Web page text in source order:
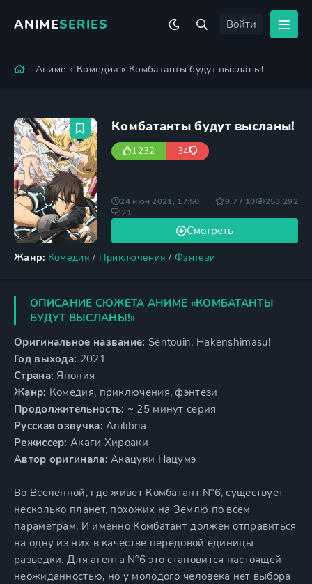
ANIMESERIES Войти
Аниме » Комедия » Комбатанты будут высланы!
Комбатанты будут высланы!
1232 34
Жанр: Комедия / Приключения / Фэнтези
Смотреть
24 июн 2021, 17:50 9.7 / 10
253 292
21
ОПИСАНИЕ СЮЖЕТА АНИМЕ «КОМБАТАНТЫ
БУДУТ ВЫСЛАНЫ!»
Оригинальное название: Sentouin, Hakenshimasu!
Год выхода: 2021
Страна: Япония
Жанр: Комедия, приключения, фэнтези
Продолжительность: ~ 25 минут серия
Русская озвучка: Anilibria
Режиссер: Акаги Хироаки
Автор оригинала: Акацуки Нацумэ
Во Вселенной, где живет Комбатант №6, существует
несколько планет, похожих на Землю по всем
параметрам. И именно Комбатант должен отправиться
на одну из них в качестве передовой единицы
разведки. Для агента №6 это становится настоящей
неожиданностью, но у молодого человека нет выбора